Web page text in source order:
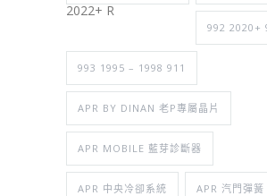
2022+ R
992 2020+
993 1995 – 1998 911
APR BY DINAN 老P專屬晶片
APR MOBILE 藍芽診斷器
APR 中央冷卻系統 APR 汽門彈簧